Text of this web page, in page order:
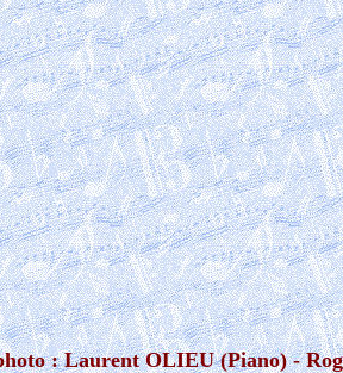
: Laurent OLIEU (Piano) -